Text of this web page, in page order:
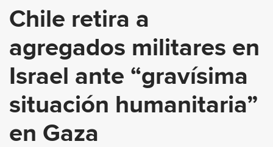
Chile retira a
agregados militares en
Israel ante “gravísima
situación humanitaria”
en Gaza